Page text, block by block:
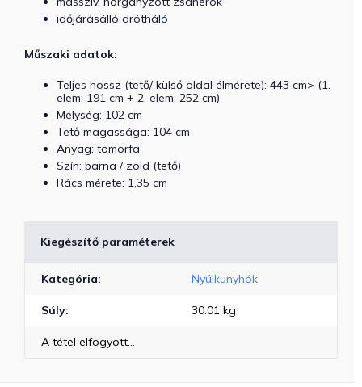
időjárásálló drótháló
Műszaki adatok:
Teljes hossz (tető/ külső oldal élmérete): 443 cm> (1.
elem: 191 cm + 2. elem: 252 cm)
Mélység: 102 cm
Tető magassága: 104 cm
Anyag: tömörfa
Szín: barna / zöld (tető)
Rács mérete: 1,35 cm
Kiegészítő paraméterek
Kategória: Nyúlkunyhók
Súly: 30.01 kg
A tétel elfogyott…